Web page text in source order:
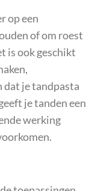
op een
of om roest
is ook geschikt
dat je tandpasta
je tanden een
werking